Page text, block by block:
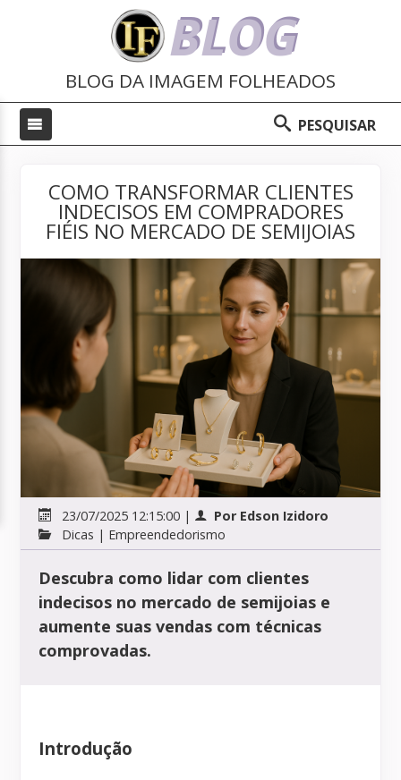
BLOG DA IMAGEM FOLHEADOS
BLOG
PESQUISAR
COMO TRANSFORMAR CLIENTES
INDECISOS EM COMPRADORES
FIÉIS NO MERCADO DE SEMIJOIAS
23/07/2025 12:15:00 | Por Edson Izidoro
Dicas | Empreendedorismo
Descubra como lidar com clientes
indecisos no mercado de semijoias e
aumente suas vendas com técnicas
comprovadas.
Introdução